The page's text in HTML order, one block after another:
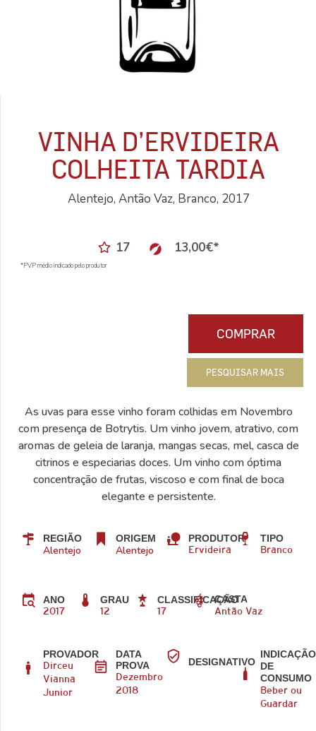
VINHA D’ERVIDEIRA
COLHEITA TARDIA
Alentejo, Antão Vaz, Branco, 2017
17 13,00€*
*PVP médio indicado pelo produtor
COMPRAR
PESQUISAR MAIS
As uvas para esse vinho foram colhidas em Novembro
com presença de Botrytis. Um vinho jovem, atrativo, com
aromas de geleia de laranja, mangas secas, mel, casca de
citrinos e especiarias doces. Um vinho com óptima
concentração de frutas, viscoso e com final de boca
elegante e persistente.
REGIÃO
Alentejo
ORIGEM
Alentejo
PRODUTOR
Ervideira
TIPO
Branco
ANO
2017
GRAU
12
CLASSIFICAÇÃO
17
CASTA
Antão Vaz
PROVADOR
Dirceu
Vianna
Junior
DATA
PROVA
Dezembro
2018
DESIGNATIVO
INDICAÇÃO
DE
CONSUMO
Beber ou
Guardar